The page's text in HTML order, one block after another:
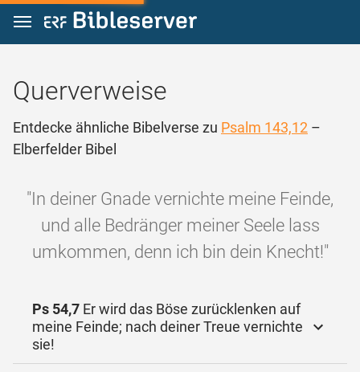
Zum Inhalt springen
Querverweise
Entdecke ähnliche Bibelverse zu Psalm 143,12 –
Elberfelder Bibel
"In deiner Gnade vernichte meine Feinde,
und alle Bedränger meiner Seele lass
umkommen, denn ich bin dein Knecht!"
Ps 54,7 Er wird das Böse zurücklenken auf
meine Feinde; nach deiner Treue vernichte
sie!